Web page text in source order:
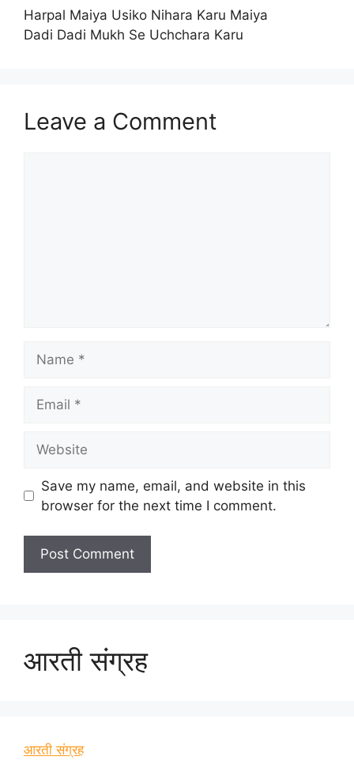
Harpal Maiya Usiko Nihara Karu Maiya
Dadi Dadi Mukh Se Uchchara Karu
Leave a Comment
Save my name, email, and website in this
browser for the next time I comment.
आरती संग्रह
आरती संग्रह